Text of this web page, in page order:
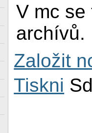
V mc se
archívů.
Založit
Tiskni